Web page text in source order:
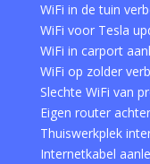
WiFi in de tuin
WiFi voor Tesla
WiFi in carport
WiFi op zolder
Slechte WiFi van
Eigen router
Thuiswerkplek
Internetkabel